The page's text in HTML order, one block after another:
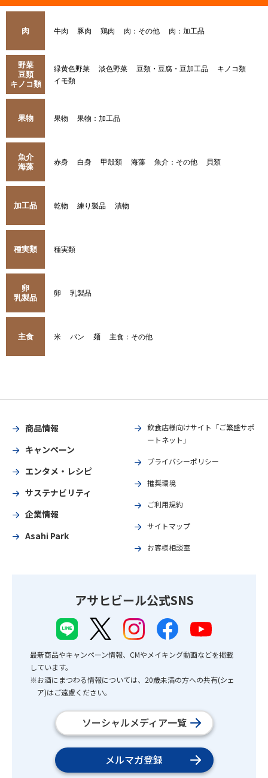
肉 牛肉 豚肉 鶏肉 肉：その他 肉：加工品
野菜
豆類
キノコ類
緑黄色野菜 淡色野菜 豆類・豆腐・豆加工品
キノコ類
イモ類
果物 果物 果物：加工品
魚介
海藻
赤身 白身 甲殻類 海藻 魚介：その他 貝類
加工品 乾物 練り製品 漬物
種実類 種実類
卵
乳製品
卵 乳製品
主食 米 パン 麺 主食：その他
商品情報
キャンペーン
エンタメ・レシピ
サステナビリティ
企業情報
Asahi Park
飲食店様向けサイト「ご繁盛サポ
ートネット」
プライバシーポリシー
推奨環境
ご利用規約
サイトマップ
お客様相談室
アサヒビール公式SNS
最新商品やキャンペーン情報、CMやメイキング動画などを掲載
しています。
※お酒にまつわる情報については、20歳未満の方への共有(シェ
ア)はご遠慮ください。
ソーシャルメディア一覧
メルマガ登録